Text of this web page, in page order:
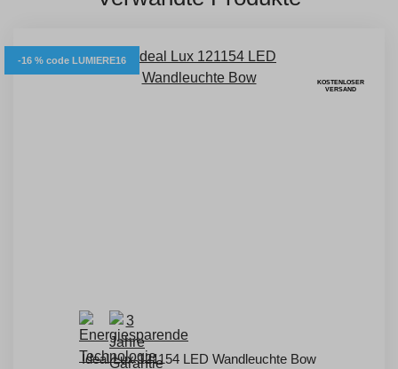
-16 % code LUMIERE16
KOSTENLOSER
VERSAND
Ideal Lux 121154 LED Wandleuchte Bow